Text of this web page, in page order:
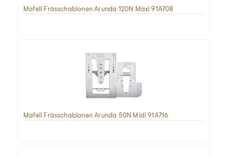
Mafell Frässchablonen Arunda 120N Maxi 91A708
Mafell Frässchablonen Arunda 50N Midi 91A716